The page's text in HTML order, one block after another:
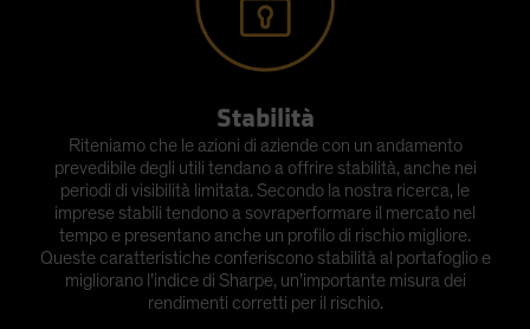
Stabilità
Riteniamo che le azioni di aziende con un andamento
prevedibile degli utili tendano a offrire stabilità, anche nei
periodi di visibilità limitata. Secondo la nostra ricerca, le
imprese stabili tendono a sovraperformare il mercato nel
tempo e presentano anche un profilo di rischio migliore.
Queste caratteristiche conferiscono stabilità al portafoglio e
migliorano l’indice di Sharpe, un’importante misura dei
rendimenti corretti per il rischio.